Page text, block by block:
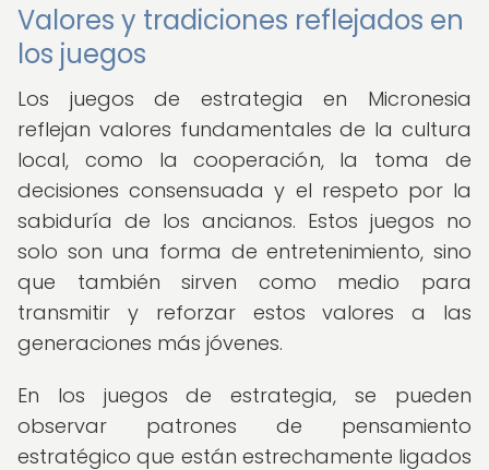
Valores y tradiciones reflejados en
los juegos
Los juegos de estrategia en Micronesia
reflejan valores fundamentales de la cultura
local, como la cooperación, la toma de
decisiones consensuada y el respeto por la
sabiduría de los ancianos. Estos juegos no
solo son una forma de entretenimiento, sino
que también sirven como medio para
transmitir y reforzar estos valores a las
generaciones más jóvenes.
En los juegos de estrategia, se pueden
observar patrones de pensamiento
estratégico que están estrechamente ligados